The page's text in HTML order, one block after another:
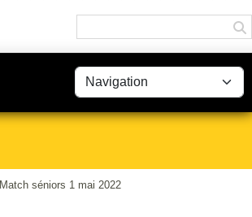
Match séniors 1 mai 2022
des cookies